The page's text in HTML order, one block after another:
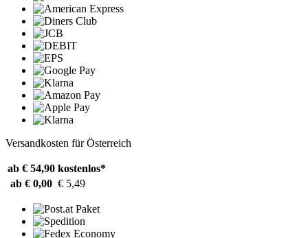
Versandkosten für Österreich
ab € 54,90 kostenlos*
ab € 0,00 € 5,49